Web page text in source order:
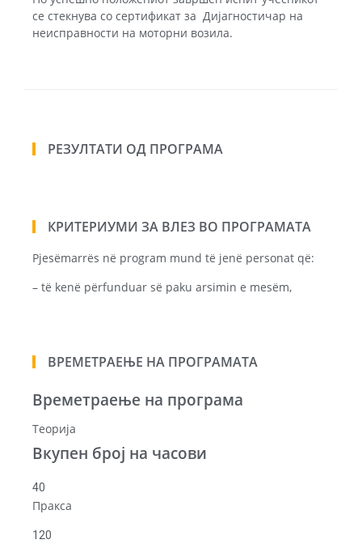
се стекнува со сертификат за Дијагностичар на
неисправности на моторни возила.
РЕЗУЛТАТИ ОД ПРОГРАМА
КРИТЕРИУМИ ЗА ВЛЕЗ ВО ПРОГРАМАТА
Pjesëmarrës në program mund të jenë personat që:
– të kenë përfunduar së paku arsimin e mesëm,
ВРЕМЕТРАЕЊЕ НА ПРОГРАМАТА
Времетраење на програма
Теорија
Вкупен број на часови
40
Пракса
120